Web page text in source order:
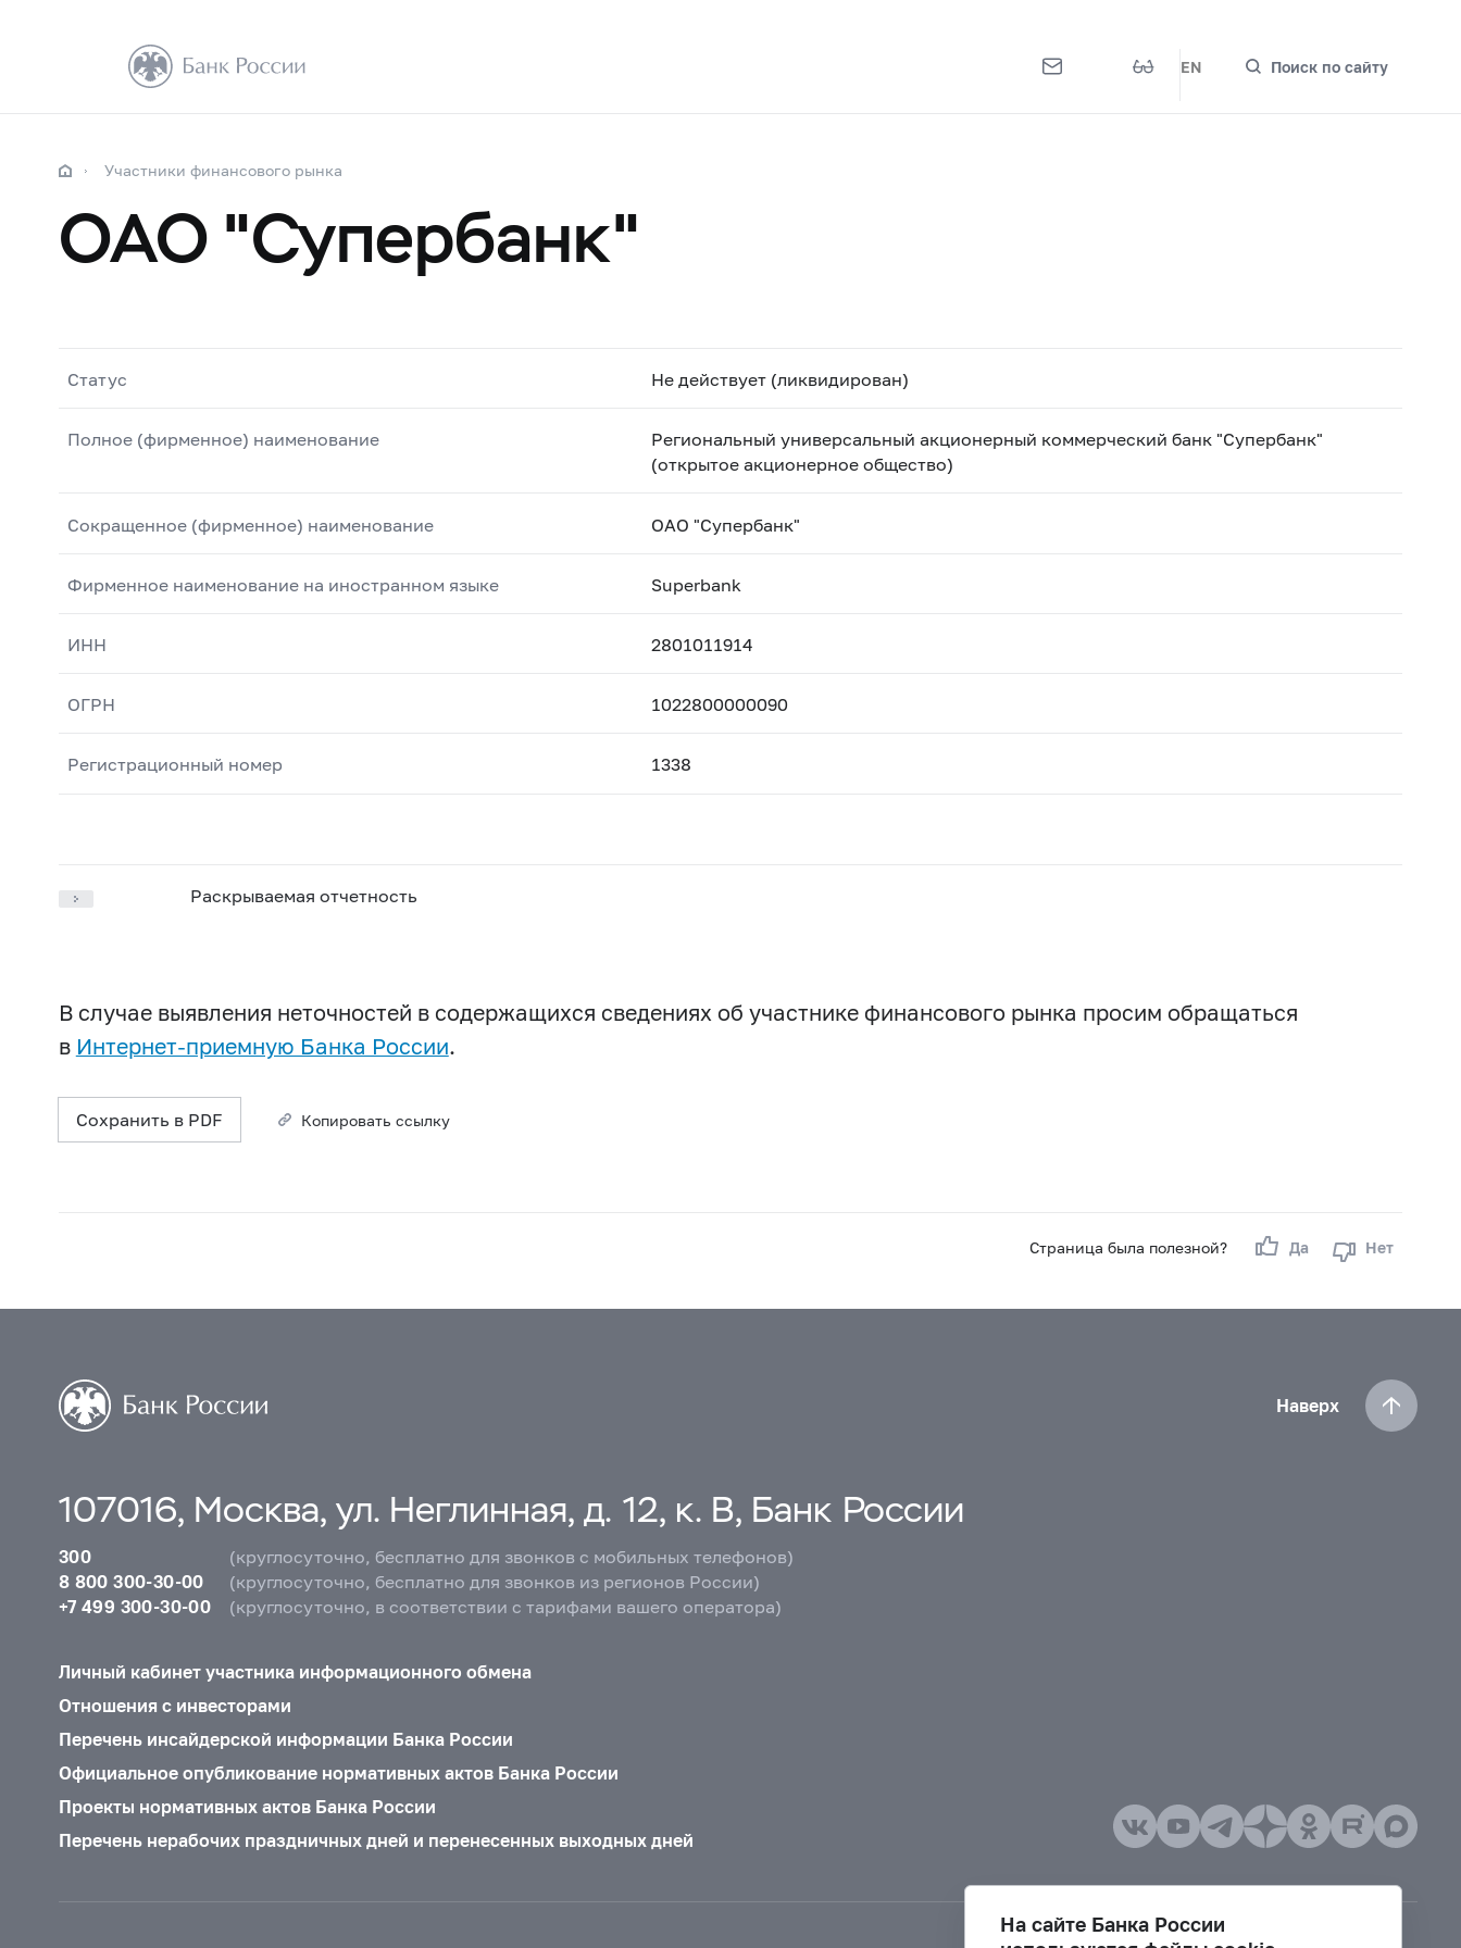
EN Поиск по сайту
Участники финансового рынка
ОАО "Супербанк"
Статус Не действует (ликвидирован)
Полное (фирменное) наименование
Региональный универсальный акционерный коммерческий банк "Супербанк"
(открытое акционерное общество)
Сокращенное (фирменное) наименование ОАО "Супербанк"
Фирменное наименование на иностранном языке Superbank
ИНН 2801011914
ОГРН 1022800000090
Регистрационный номер 1338
Раскрываемая отчетность
В случае выявления неточностей в содержащихся сведениях об участнике финансового рынка просим обращаться
в Интернет-приемную Банка России.
Сохранить в PDF Копировать ссылку
Страница была полезной? Да Нет
Наверх
107016, Москва, ул. Неглинная, д. 12, к. В, Банк России
300
(круглосуточно, бесплатно для звонков с мобильных телефонов)
8 800 300-30-00
(круглосуточно, бесплатно для звонков из регионов России)
+7 499 300-30-00
(круглосуточно, в соответствии с тарифами вашего оператора)
Личный кабинет участника информационного обмена
Отношения с инвесторами
Перечень инсайдерской информации Банка России
Официальное опубликование нормативных актов Банка России
Проекты нормативных актов Банка России
Перечень нерабочих праздничных дней и перенесенных выходных дней
На сайте Банка России